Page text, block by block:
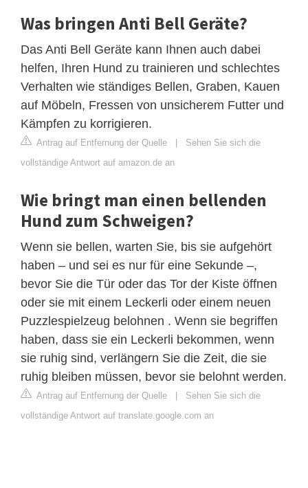
Was bringen Anti Bell Geräte?
Das Anti Bell Geräte kann Ihnen auch dabei
helfen, Ihren Hund zu trainieren und schlechtes
Verhalten wie ständiges Bellen, Graben, Kauen
auf Möbeln, Fressen von unsicherem Futter und
Kämpfen zu korrigieren.
Antrag auf Entfernung der Quelle | Sehen Sie sich die
vollständige Antwort auf amazon.de an
Wie bringt man einen bellenden
Hund zum Schweigen?
Wenn sie bellen, warten Sie, bis sie aufgehört
haben – und sei es nur für eine Sekunde –,
bevor Sie die Tür oder das Tor der Kiste öffnen
oder sie mit einem Leckerli oder einem neuen
Puzzlespielzeug belohnen . Wenn sie begriffen
haben, dass sie ein Leckerli bekommen, wenn
sie ruhig sind, verlängern Sie die Zeit, die sie
ruhig bleiben müssen, bevor sie belohnt werden.
Antrag auf Entfernung der Quelle | Sehen Sie sich die
vollständige Antwort auf translate.google.com an